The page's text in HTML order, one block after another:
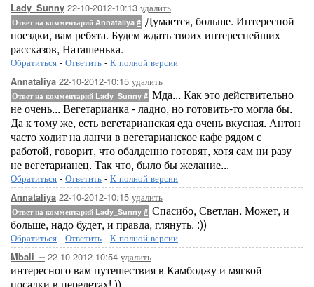
Lady_Sunny 22-10-2012-10:13 удалить
Ответ на комментарий Annataliya # Думается, больше. Интересной
поездки, вам ребята. Будем ждать твоих интереснейших
рассказов, Наташенька.
Обратиться - Ответить - К полной версии
Annataliya 22-10-2012-10:15 удалить
Ответ на комментарий Lady_Sunny # Мда... Как это действительно
не очень... Вегетарианка - ладно, но готовить-то могла бы.
Да к тому же, есть вегетарианская еда очень вкусная. Антон
часто ходит на ланчи в вегетарианское кафе рядом с
работой, говорит, что обалденно готовят, хотя сам ни разу
не вегетарианец. Так что, было бы желание...
Обратиться - Ответить - К полной версии
Annataliya 22-10-2012-10:15 удалить
Ответ на комментарий Lady_Sunny # Спасибо, Светлан. Может, и
больше, надо будет, и правда, глянуть. :))
Обратиться - Ответить - К полной версии
Mbali_-- 22-10-2012-10:54 удалить
интересного вам путешествия в Камбоджу и мягкой